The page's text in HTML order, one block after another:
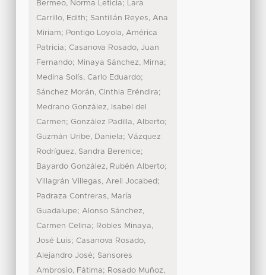
Bermeo, Norma Leticia; Lara
Carrillo, Edith; Santillán Reyes, Ana
Miriam; Pontigo Loyola, América
Patricia; Casanova Rosado, Juan
Fernando; Minaya Sánchez, Mirna;
Medina Solís, Carlo Eduardo;
Sánchez Morán, Cinthia Eréndira;
Medrano González, Isabel del
Carmen; González Padilla, Alberto;
Guzmán Uribe, Daniela; Vázquez
Rodríguez, Sandra Berenice;
Bayardo González, Rubén Alberto;
Villagrán Villegas, Areli Jocabed;
Padraza Contreras, María
Guadalupe; Alonso Sánchez,
Carmen Celina; Robles Minaya,
José Luis; Casanova Rosado,
Alejandro José; Sansores
Ambrosio, Fátima; Rosado Muñoz,